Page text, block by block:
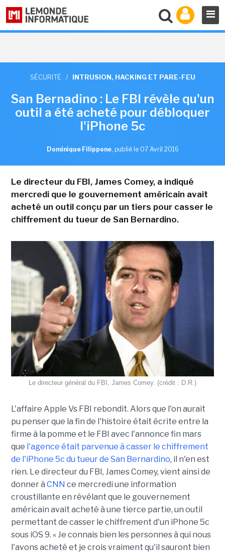
SÉCURITÉ / INTRUSION, HACKING ET PARE-FEU
San Bernadino : Le FBI révèle qu'un
outil a été acheté pour débloquer
l'iPhone 5c
Dominique Filippone, publié le 07 Avril 2016
Le directeur du FBI, James Comey, a indiqué
mercredi que le gouvernement américain avait
acheté un outil conçu par un tiers pour casser le
chiffrement du tueur de San Bernardino.
Le directeur général du FBI, James Comey. (crédit : D.R.)
L'affaire Apple Vs FBI rebondit. Alors que l'on aurait
pu penser que la fin de l'histoire était écrite entre la
firme à la pomme et le FBI avec l'annonce fin mars
que l'agence était parvenue à casser le chiffrement
de l'iPhone 5c du tueur de San Bernardino, il n'en est
rien. Le directeur du FBI, James Comey, vient ainsi de
donner à CNN ce mercredi une information
croustillante en révélant que le gouvernement
américain avait acheté à une tierce partie, un outil
permettant de casser le chiffrement d'un iPhone 5c
sous iOS 9. « Je connais bien les personnes à qui nous
l'avons acheté et je crois vraiment qu'il sauront bien